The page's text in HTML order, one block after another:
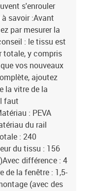
s'enrouler
savoir :Avant
par mesurer la
: le tissu est
totale, y compris
vos nouveaux
ajoutez
la vitre de la
faut
: PEVA
du rail
: 240
du tissu : 156
différence : 4
de la fenêtre : 1,5-
(avec des